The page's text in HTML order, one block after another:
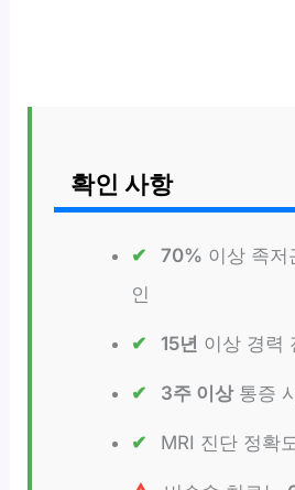
확인 사항
70% 이상 족저
인
15년 이상 경력
3주 이상통증
MRI 진단 정확도